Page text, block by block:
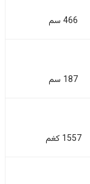
466 سم
187 سم
1557 كغم